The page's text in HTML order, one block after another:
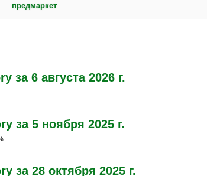
предмаркет
6 августа 2026 г.
за 5 ноября 2025 г.
...
28 октября 2025 г.